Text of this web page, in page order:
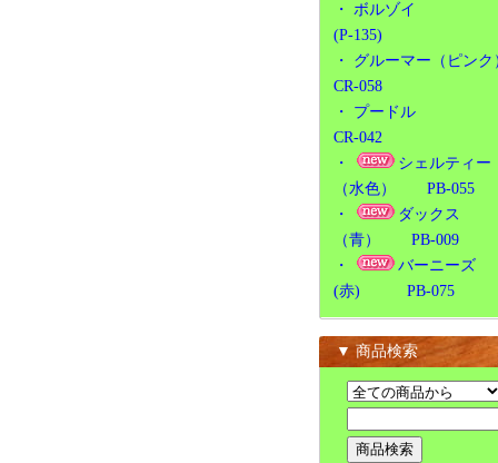
・ ボルゾイ
(P-135)
・ グルーマー（ピンク
CR-058
・ プードル
CR-042
・
シェルティー
（水色） PB-055
・
ダックス
（青） PB-009
・
バーニーズ
(赤) PB-075
▼ 商品検索